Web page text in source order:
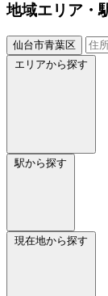
地域エリア・
仙台市青葉区
エリアから探す
駅から探す
現在地から探す